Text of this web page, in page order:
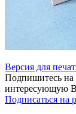
Версия для
Подпишитесь на
интересующую
Подписаться на